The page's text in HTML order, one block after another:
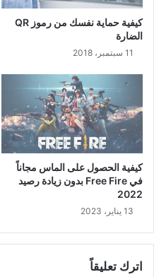
كيفية حماية نفسك من رموز QR
الضارة
11 سبتمبر، 2018
كيفية الحصول على الماس مجاناً
في Free Fire بدون زيادة رصيد
2022
13 يناير، 2023
اترك تعليقاً